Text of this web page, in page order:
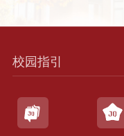
校园指引